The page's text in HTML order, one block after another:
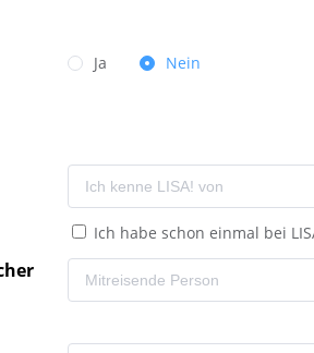
Ja Nein
Ich habe schon einmal bei